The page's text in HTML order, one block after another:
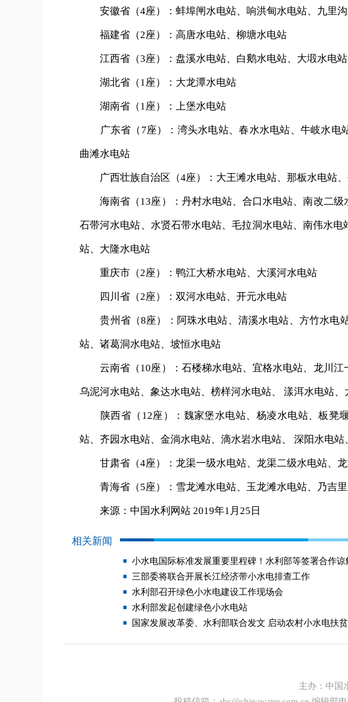
安徽省（4座）：蚌埠闸水电站、响洪甸水电站、九里沟
福建省（2座）：高唐水电站、柳塘水电站
江西省（3座）：盘溪水电站、白鹅水电站、大塅水电站
湖北省（1座）：大龙潭水电站
湖南省（1座）：上堡水电站
广东省（7座）：湾头水电站、春水水电站、牛岐水电
曲滩水电站
广西壮族自治区（4座）：大王滩水电站、那板水电站、
海南省（13座）：丹村水电站、合口水电站、南改二级
石带河水电站、水贤石带水电站、毛拉洞水电站、南伟水
站、大隆水电站
重庆市（2座）：鸭江大桥水电站、大溪河水电站
四川省（2座）：双河水电站、开元水电站
贵州省（8座）：阿珠水电站、清溪水电站、方竹水电
站、诸葛洞水电站、坡恒水电站
云南省（10座）：石楼梯水电站、宜格水电站、龙川江
乌泥河水电站、象达水电站、榜样河水电站、 漾洱水电站、
陕西省（12座）：魏家堡水电站、杨凌水电站、板凳
站、齐园水电站、金淌水电站、滴水岩水电站、 深阳水电
甘肃省（4座）：龙渠一级水电站、龙渠二级水电站、龙
青海省（5座）：雪龙滩水电站、玉龙滩水电站、乃吉里
来源：中国水利网站 2019年1月25日
相关新闻
小水电国际标准发展重要里程碑！水利部等签署合作谅
三部委将联合开展长江经济带小水电排查工作
水利部召开绿色小水电建设工作现场会
水利部发起创建绿色小水电站
国家发展改革委、水利部联合发文 启动农村小水电扶
主办： 中国